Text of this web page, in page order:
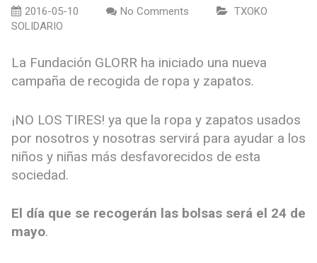
2016-05-10 No Comments
TXOKO
SOLIDARIO
La Fundación GLORR ha iniciado una nueva
campaña de recogida de ropa y zapatos.
¡NO LOS TIRES! ya que la ropa y zapatos usados
por nosotros y nosotras servirá para ayudar a los
niños y niñas más desfavorecidos de esta
sociedad.
El día que se recogerán las bolsas será el 24 de
mayo.